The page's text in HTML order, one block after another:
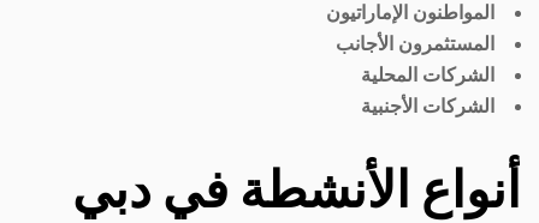
المواطنون الإماراتيون
المستثمرون الأجانب
الشركات المحلية
الشركات الأجنبية
أنواع الأنشطة في دبي